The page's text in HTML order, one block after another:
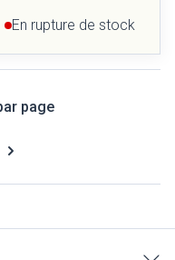
En rupture de stock
actuellement la page
page